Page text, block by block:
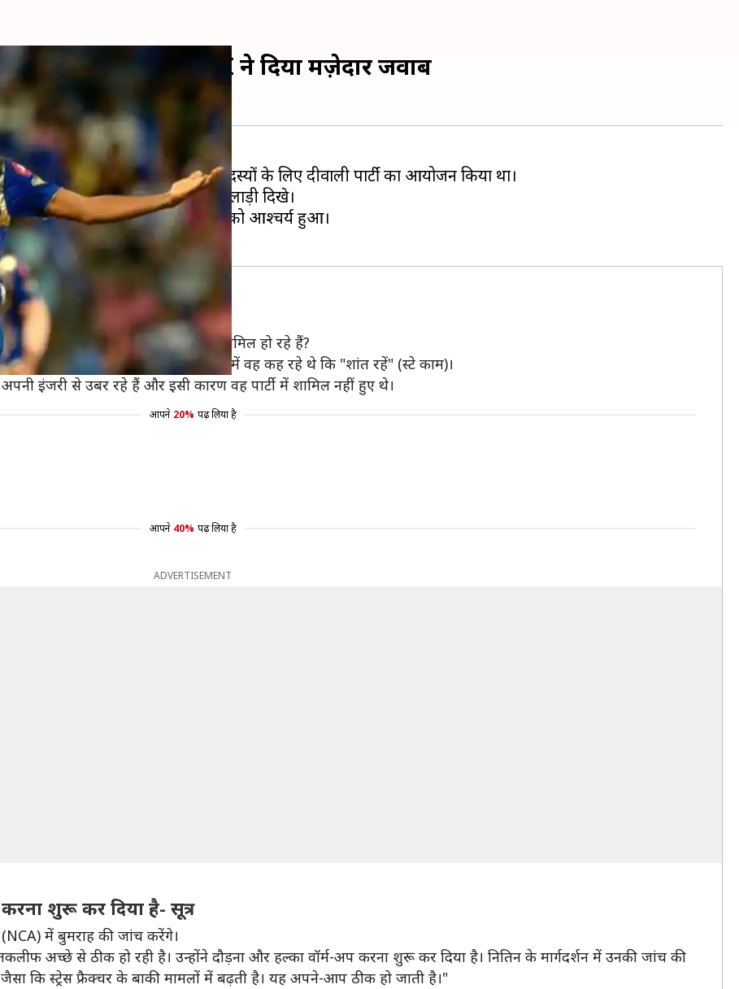
जसप्रीत बुमराह? MI ने दिया मज़ेदार जवाब
मालिक अंबानी परिवार ने टीम के सदस्यों के लिए दीवाली पार्टी का आयोजन किया था।
पंड्या और युवराज सिंह समेत कई खिलाड़ी दिखे।
आ रहे थे, जिससे मुंबई इंडियंस के फैंस को आश्चर्य हुआ।
जवाब
कि क्या बुमराह रॉयल चैलेंजर बेंगलोर में शामिल हो रहे हैं?
रोहित की एक फोटो पोस्ट की जिसमें वह कह रहे थे कि "शांत रहें" (स्टे काम)।
इंजरी से उबर रहे हैं और इसी कारण वह पार्टी में शामिल नहीं हुए थे।
आपने 20% पढ़ लिया है
आपने 40% पढ़ लिया है
ADVERTISEMENT
शुरू कर दिया है- सूत्र
(NCA) में बुमराह की जांच करेंगे।
अच्छे से ठीक हो रही है। उन्होंने दौड़ना और हल्का वॉर्म-अप करना शुरू कर दिया है। नितिन के मार्गदर्शन में उनकी जांच की
कि स्ट्रेस फ्रैक्चर के बाकी मामलों में बढ़ती है। यह अपने-आप ठीक हो जाती है।"